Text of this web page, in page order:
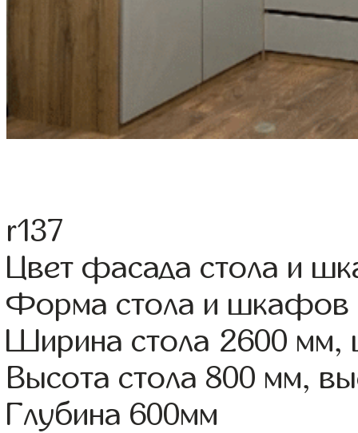
r137
Цвет фасада стола и
Форма стола и шкафов
Ширина стола 2600
Высота стола 800 мм,
Глубина 600мм